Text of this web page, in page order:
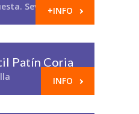
Sevilla+INFO
Patín Coria
INFO